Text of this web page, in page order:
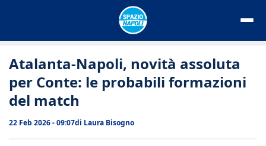
Atalanta-Napoli, novità assoluta
per Conte: le probabili formazioni
del match
22 Feb 2026 - 09:07di Laura Bisogno